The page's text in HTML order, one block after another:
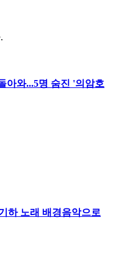
아와...5명 숨진 '의암호
하 노래 배경음악으로